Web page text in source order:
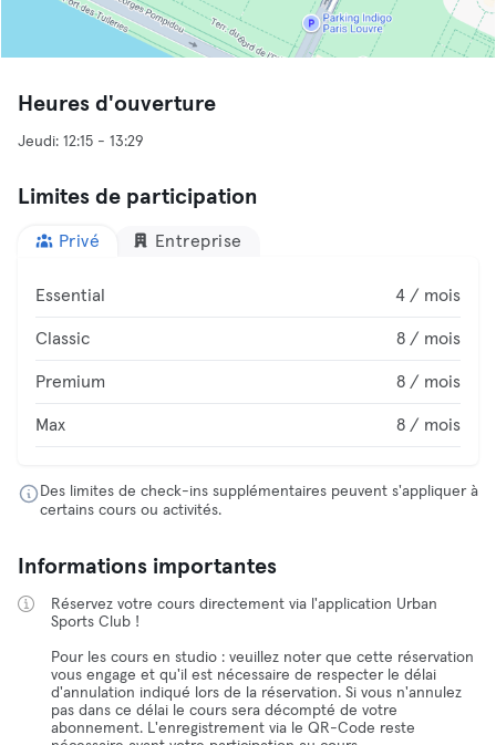
Heures d'ouverture
Limites de participation
Privé Entreprise
Essential 4 / mois
Classic 8 / mois
Premium 8 / mois
Max 8 / mois
Des limites de check-ins supplémentaires peuvent s'appliquer à
certains cours ou activités.
Informations importantes
Réservez votre cours directement via l'application Urban
Sports Club !
Pour les cours en studio : veuillez noter que cette réservation
vous engage et qu'il est nécessaire de respecter le délai
d'annulation indiqué lors de la réservation. Si vous n'annulez
pas dans ce délai le cours sera décompté de votre
abonnement. L'enregistrement via le QR-Code reste